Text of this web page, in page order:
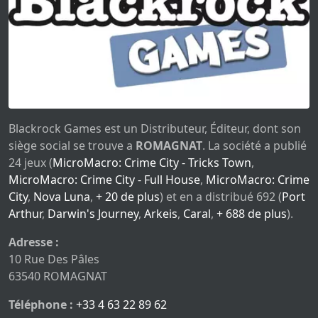
Blackrock Games est un Distributeur, Éditeur, dont son
siège social se trouve a ROMAGNAT. La société a publié
24 jeux (MicroMacro: Crime City - Tricks Town,
MicroMacro: Crime City - Full House, MicroMacro: Crime
City, Nova Luna, + 20 de plus) et en a distribué 692 (Port
Arthur, Darwin's Journey, Arkeis, Caral, + 688 de plus).
Adresse :
10 Rue Des Pâles
63540 ROMAGNAT
Téléphone : +33 4 63 22 89 62